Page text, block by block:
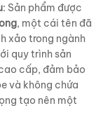
: Sản phẩm được
, một cái tên đã
xảo trong ngành
quy trình sản
cấp, đảm bảo
và không chứa
tạo nên một